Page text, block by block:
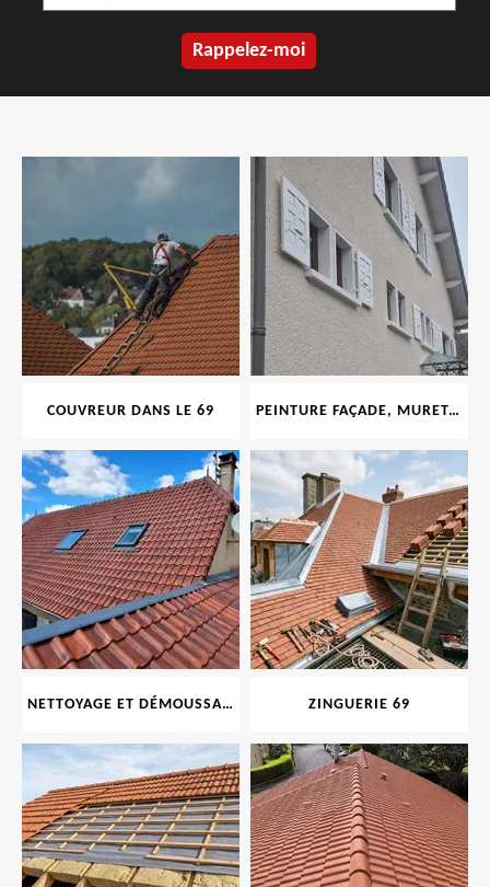
COUVREUR DANS LE 69 PEINTURE FAÇADE, MURET, TOITURE, BOISERIE, FERRONERIE, GOUTTIÈRE 69
NETTOYAGE ET DÉMOUSSAGE DE TOITURE ET FAÇADE 69 ZINGUERIE 69